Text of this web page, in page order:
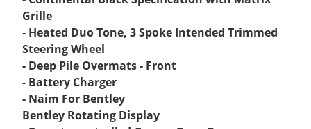
Grille
- Heated Duo Tone, 3 Spoke Intended Trimmed
Steering Wheel
- Deep Pile Overmats - Front
- Battery Charger
- Naim For Bentley
Bentley Rotating Display